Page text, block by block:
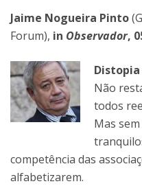
Jaime Nogueira Pinto
Forum), in Observador,
Não
todos
Mas
competência das
alfabetizarem.